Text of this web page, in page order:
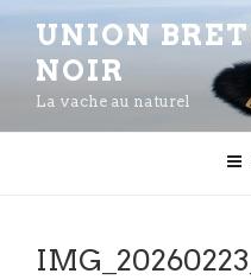
Aller
contenu
principal
UNION
NOIR
La vache au naturel